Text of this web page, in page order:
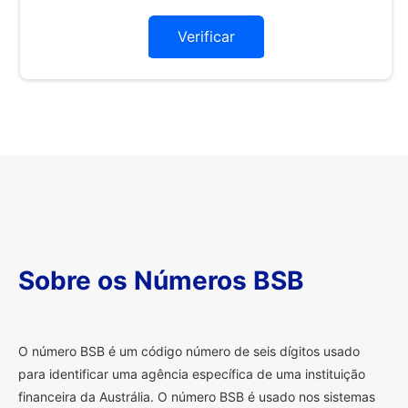
Verificar
Sobre os Números BSB
O número BSB é um código número de seis dígitos usado
para identificar uma agência específica de uma instituição
financeira da Austrália. O número BSB é usado nos sistemas